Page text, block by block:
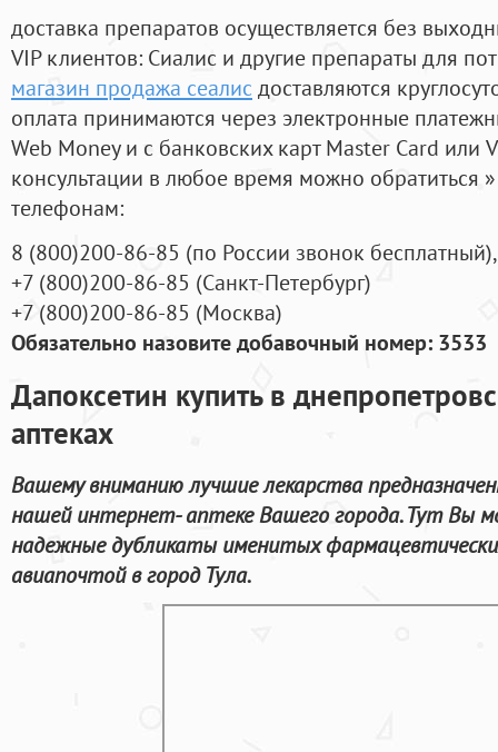
доставка препаратов осуществляется без
VIP клиентов: Сиалис и другие препараты для
магазин продажа сеалис доставляются
оплата принимаются через электронные
Web Money и с банковских карт Master Card или
консультации в любое время можно обратиться
телефонам:
8 (800)200-86-85 (по России звонок бесплатный),
+7 (800)200-86-85 (Санкт-Петербург)
+7 (800)200-86-85 (Москва)
Обязательно назовите добавочный номер: 3533
Дапоксетин купить в
аптеках
Вашему вниманию лучшие лекарства
нашей интернет- аптеке Вашего города. Тут Вы
надежные дубликаты именитых
авиапочтой в город Тула.